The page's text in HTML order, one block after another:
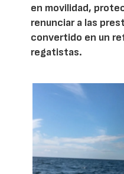
en movilidad,
renunciar a las
convertido en un
regatistas.